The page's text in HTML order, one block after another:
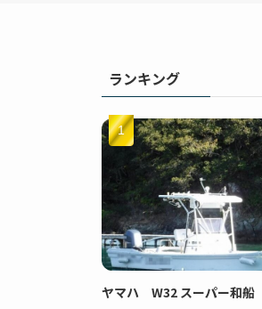
ランキング
ヤマハ W32 スーパー和船